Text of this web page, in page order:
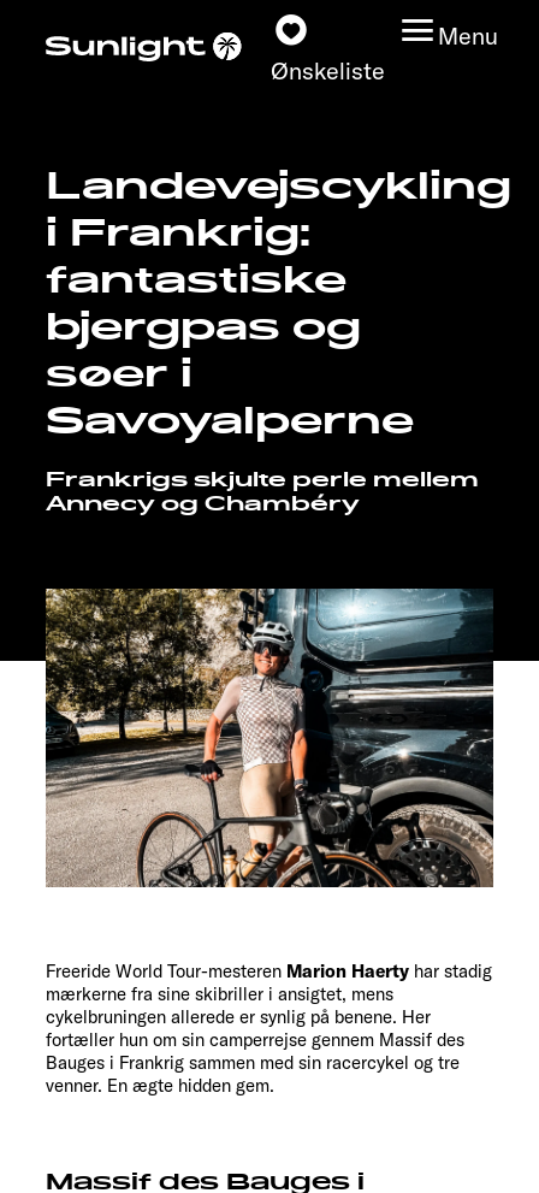
Ønskeliste
Menu
Modeller
Konfigurator
Find din Sunlight
Find forhandler
Service
Landevejscykling
i Frankrig:
fantastiske
bjergpas og
søer i
Savoyalperne
Frankrigs skjulte perle mellem
Annecy og Chambéry
Freeride World Tour-mesteren Marion Haerty har stadig
mærkerne fra sine skibriller i ansigtet, mens
cykelbruningen allerede er synlig på benene. Her
fortæller hun om sin camperrejse gennem Massif des
Bauges i Frankrig sammen med sin racercykel og tre
venner. En ægte hidden gem.
Massif des Bauges i